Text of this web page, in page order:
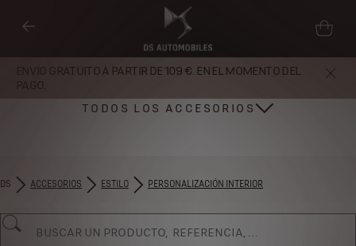
ENVÍO GRATUITO A PARTIR DE 109 €. EN EL MOMENTO DEL
PAGO.
TODOS LOS ACCESORIOS
DS ACCESORIOS ESTILO PERSONALIZACIÓN INTERIOR